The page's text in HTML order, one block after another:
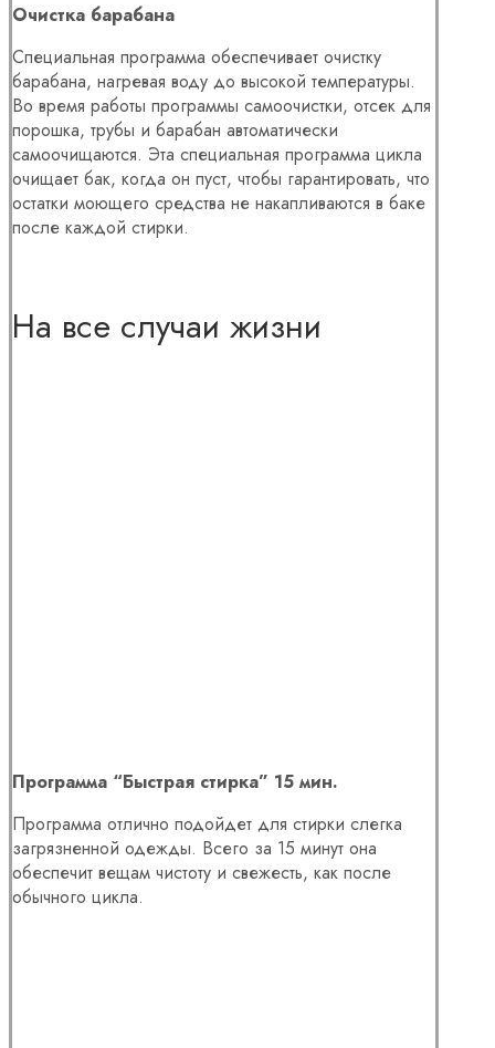
Очистка барабана
Специальная программа обеспечивает очистку
барабана, нагревая воду до высокой температуры.
Во время работы программы самоочистки, отсек для
порошка, трубы и барабан автоматически
самоочищаются. Эта специальная программа цикла
очищает бак, когда он пуст, чтобы гарантировать, что
остатки моющего средства не накапливаются в баке
после каждой стирки.
На все случаи жизни
Программа “Быстрая стирка” 15 мин.
Программа отлично подойдет для стирки слегка
загрязненной одежды. Всего за 15 минут она
обеспечит вещам чистоту и свежесть, как после
обычного цикла.